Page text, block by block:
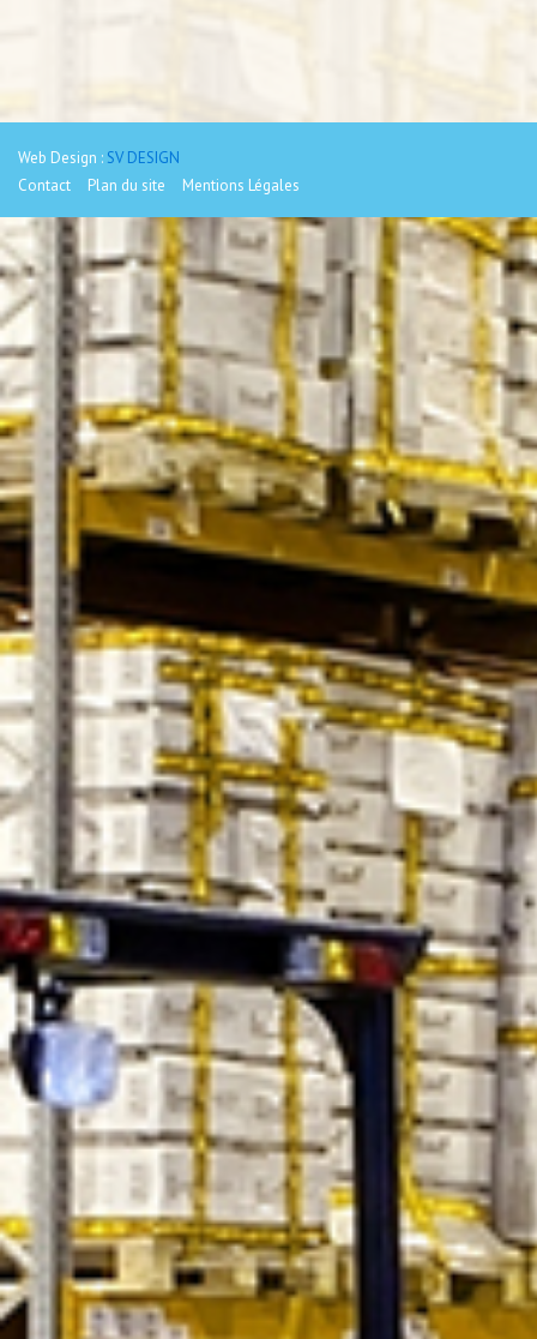
Web Design : SV DESIGN
Contact
Plan du site Mentions Légales